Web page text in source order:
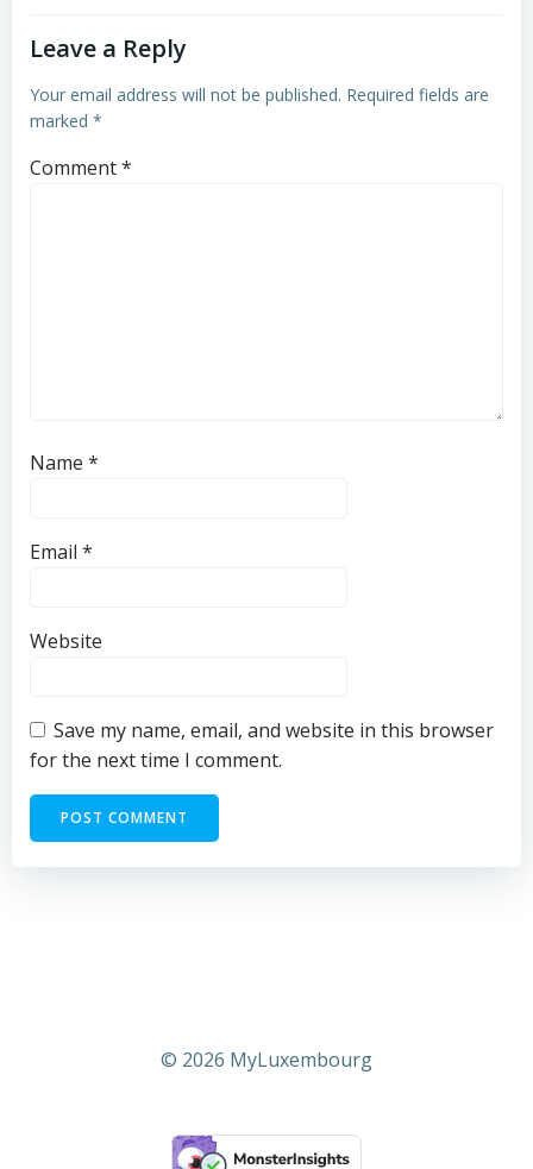
Leave a Reply
Your email address will not be published. Required fields are
marked *
Comment*
Name *
Email *
Website
Save my name, email, and website in this browser
for the next time I comment.
© 2026 MyLuxembourg